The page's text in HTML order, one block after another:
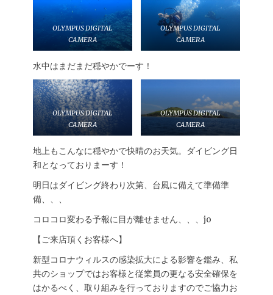
OLYMPUS DIGITAL
CAMERA
OLYMPUS DIGITAL
CAMERA
水中はまだまだ穏やかでーす！
OLYMPUS DIGITAL
CAMERA
OLYMPUS DIGITAL
CAMERA
地上もこんなに穏やかで快晴のお天気。ダイビング日
和となっておりまーす！
明日はダイビング終わり次第、台風に備えて準備準
備、、、
コロコロ変わる予報に目が離せません、、、jo
【ご来店頂くお客様へ】
新型コロナウィルスの感染拡大による影響を鑑み、私
共のショップではお客様と従業員の更なる安全確保を
はかるべく、取り組みを行っておりますのでご協力お